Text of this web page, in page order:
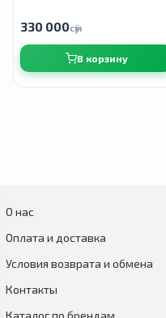
330 000сӯм
В корзину
О нас
Оплата и доставка
Условия возврата и обмена
Контакты